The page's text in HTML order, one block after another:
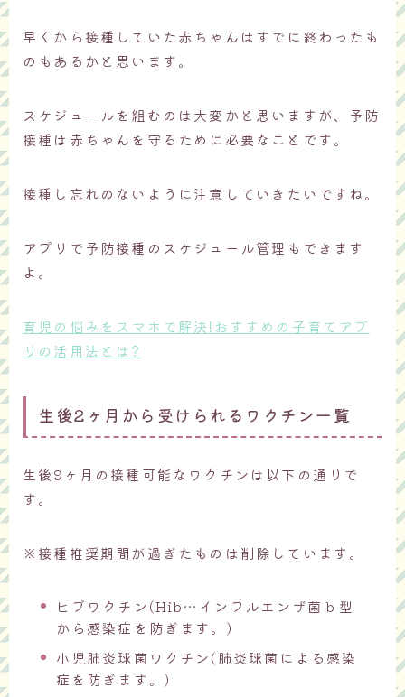
早くから接種していた赤ちゃんはすでに終わったも
のもあるかと思います。
スケジュールを組むのは大変かと思いますが、予防
接種は赤ちゃんを守るために必要なことです。
接種し忘れのないように注意していきたいですね。
アプリで予防接種のスケジュール管理もできます
よ。
育児の悩みをスマホで解決!おすすめの子育てアプ
リの活用法とは?
生後2ヶ月から受けられるワクチン一覧
生後9ヶ月の接種可能なワクチンは以下の通りで
す。
※接種推奨期間が過ぎたものは削除しています。
ヒブワクチン(Hib…インフルエンザ菌ｂ型
から感染症を防ぎます。)
小児肺炎球菌ワクチン(肺炎球菌による感染
症を防ぎます。)